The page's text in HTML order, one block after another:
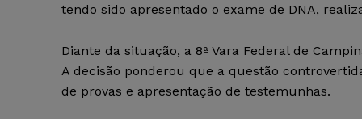
tendo sido apresentado o exame de DNA,
Diante da situação, a 8ª Vara Federal de
A decisão ponderou que a questão
de provas e apresentação de testemunhas.